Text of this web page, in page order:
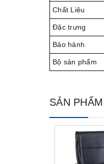
Chất Liệu
Đặc trưng
Bảo hành
Bộ sản phẩm
SẢN